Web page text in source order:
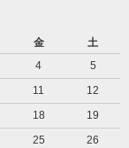
金
土
4
5
11
12
18
19
25
26